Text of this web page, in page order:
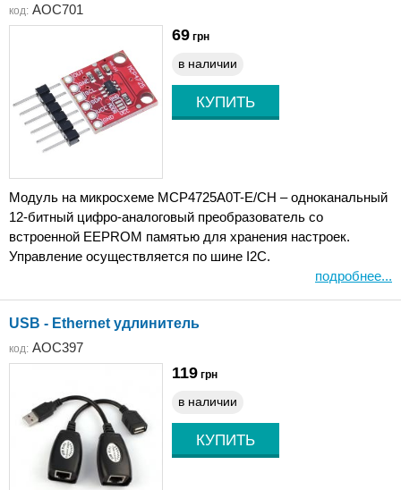
код: AOC701
69 грн
в наличии
Модуль на микросхеме MCP4725A0T-E/CH – одноканальный
12-битный цифро-аналоговый преобразователь со
встроенной EEPROM памятью для хранения настроек.
Управление осуществляется по шине I2C.
подробнее...
USB - Ethernet удлинитель
код: AOC397
119 грн
в наличии